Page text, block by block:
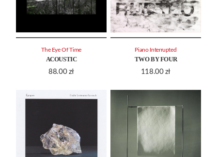
ACOUSTIC
88.00 zł
The Eye Of Time
TWO BY FOUR
118.00 zł
Piano Interrupted